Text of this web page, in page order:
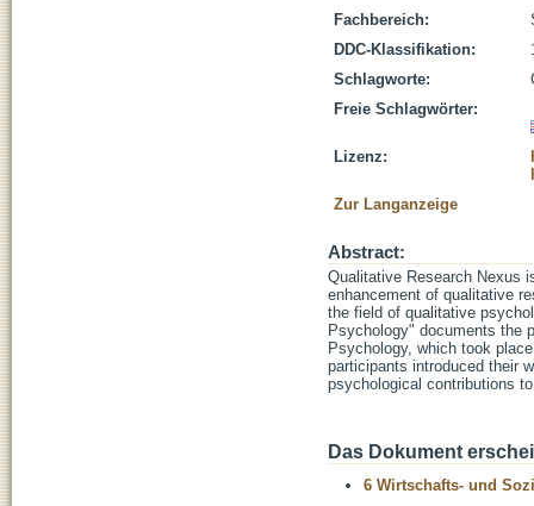
Fachbereich:
DDC-Klassifikation:
Schlagworte:
Freie Schlagwörter:
Lizenz:
Zur Langanzeige
Abstract:
Qualitative Research Nexus
enhancement of qualitative
the field of qualitative
Psychology" documents the
Psychology, which took
participants introduced their
psychological contributions
Das Dokument
6 Wirtschafts- und